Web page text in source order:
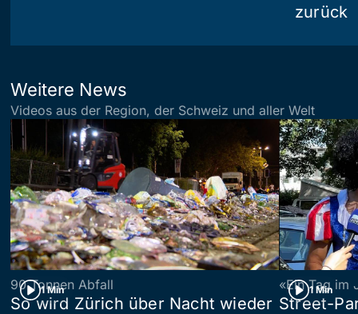
zurück
Weitere News
Videos aus der Region, der Schweiz und aller Welt
1 Min
90 Tonnen Abfall
So wird Zürich über Nacht wieder
1 Min
«Ein Tag im
Street-